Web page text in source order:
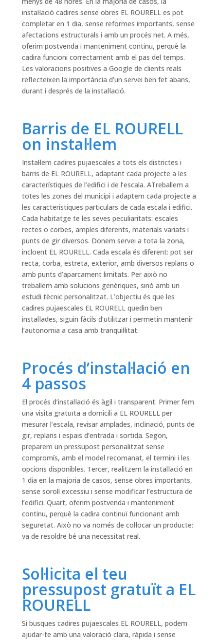
instal·lació cadires sense obres EL ROURELL es pot
completar en 1 dia, sense reformes importants, sense
afectacions estructurals i amb un procés net. A més,
oferim postvenda i manteniment continu, perquè la
cadira funcioni correctament amb el pas del temps.
Les valoracions positives a Google de clients reals
reflecteixen la importància d’un servei ben fet abans,
durant i després de la instal·lació.
Barris de EL ROURELL
on instal·lem
Instal·lem cadires pujaescales a tots els districtes i
barris de EL ROURELL, adaptant cada projecte a les
característiques de l’edifici i de l’escala. ATreballem a
totes les zones del municipi i adaptem cada projecte a
les caracteristiques particulars de cada escala i edifici.
Cada habitatge te les seves peculiaritats: escales
rectes o corbes, amples diferents, materials variats i
punts de gir diversos. Donem servei a tota la zona,
incloent EL ROURELL. Cada escala és diferent: pot ser
recta, corba, estreta, exterior, amb diversos replans o
amb punts d’aparcament limitats. Per això no
treballem amb solucions genèriques, sinó amb un
estudi tècnic personalitzat. L’objectiu és que les
cadires pujaescales EL ROURELL quedin ben
instal·lades, siguin fàcils d’utilitzar i permetin mantenir
l’autonomia a casa amb tranquil·litat.
Procés d’instal·lació en
4 passos
El procés d’instal·lació és àgil i transparent. Primer fem
una visita gratuïta a domicili a EL ROURELL per
mesurar l’escala, revisar amplades, inclinació, punts de
gir, replans i espais d’entrada i sortida. Segon,
preparem un pressupost personalitzat sense
compromís, amb el model recomanat, el termini i les
opcions disponibles. Tercer, realitzem la instal·lació en
1 dia en la majoria de casos, sense obres importants,
sense soroll excessiu i sense modificar l’estructura de
l’edifici. Quart, oferim postvenda i manteniment
continu, perquè la cadira continuï funcionant amb
seguretat. Això no va només de col·locar un producte:
va de resoldre bé una necessitat real.
Sol·licita el teu
pressupost gratuït a EL
ROURELL
Si busques cadires pujaescales EL ROURELL, podem
ajudar-te amb una valoració clara, ràpida i sense